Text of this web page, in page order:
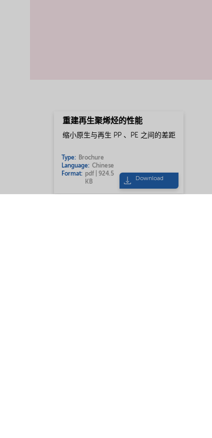
重建再生聚烯烃的性能
缩小原生与再生 PP 、PE 之间的差距
Type: Brochure
Language: Chinese
Format: pdf | 924.5
KB
Download